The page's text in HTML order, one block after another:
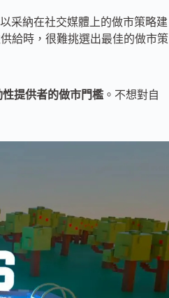
采納在社交媒體上的做市策略建
給時，很難挑選出最佳的做市策
提供者的做市門檻 。不想對自